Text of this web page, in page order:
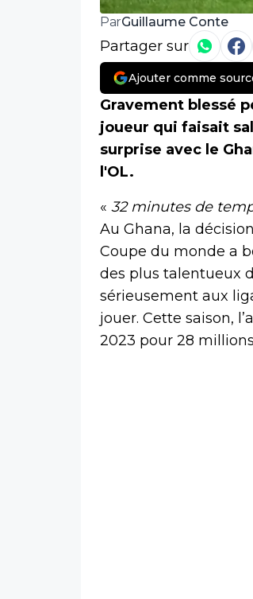
ParGuillaume Conte
Partager sur
Ajouter comme
Gravement blessé
joueur qui faisait
surprise avec le
l'OL.
« 32 minutes de
Au Ghana, la
Coupe du monde a
des plus talentueux
sérieusement aux
jouer. Cette saison,
2023 pour 28